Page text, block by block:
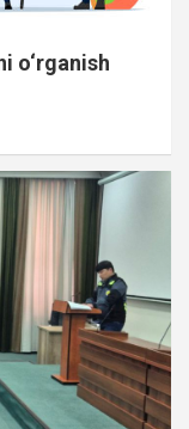
o‘rganish